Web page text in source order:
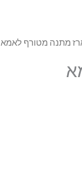
מתנה מטורף לאמא